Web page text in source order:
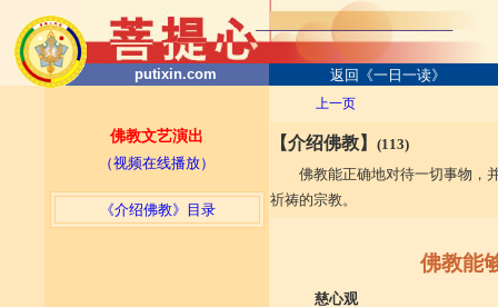
putixin.com 返回《一日一读》
佛教文艺演出
（视频在线播放）
上一页
【介绍佛教】 (113)
佛教能正确地对待一切事物，
祈祷的宗教。
佛教能
慈心观
《介绍佛教》目录